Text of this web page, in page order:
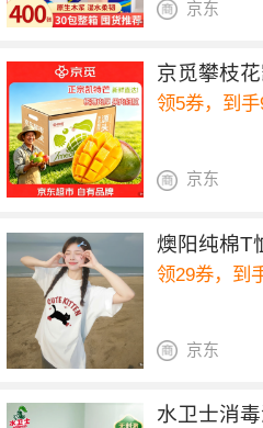
京东
京觅攀枝
领5券，到
京东
燠阳纯棉T
领29券，到
京东
水卫士消